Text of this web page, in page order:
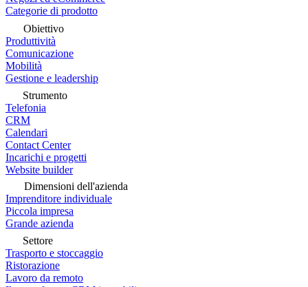
Categorie di prodotto
Obiettivo
Produttività
Comunicazione
Mobilità
Gestione e leadership
Strumento
Telefonia
CRM
Calendari
Contact Center
Incarichi e progetti
Website builder
Dimensioni dell'azienda
Imprenditore individuale
Piccola impresa
Grande azienda
Settore
Trasporto e stoccaggio
Ristorazione
Lavoro da remoto